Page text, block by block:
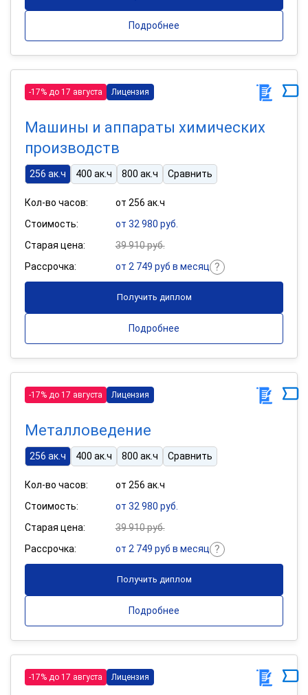
Подробнее
-17% до 17 августа Лицензия
Машины и аппараты химических
производств
256 ак.ч 400 ак.ч 800 ак.ч Сравнить
Кол-во часов:
от 256 ак.ч
Стоимость:
от 32 980 руб.
Старая цена:
39 910 руб.
Рассрочка:
от 2 749 руб в месяц
Получить диплом
Подробнее
-17% до 17 августа Лицензия
Металловедение
256 ак.ч 400 ак.ч 800 ак.ч Сравнить
Кол-во часов:
от 256 ак.ч
Стоимость:
от 32 980 руб.
Старая цена:
39 910 руб.
Рассрочка:
от 2 749 руб в месяц
Получить диплом
Подробнее
-17% до 17 августа Лицензия